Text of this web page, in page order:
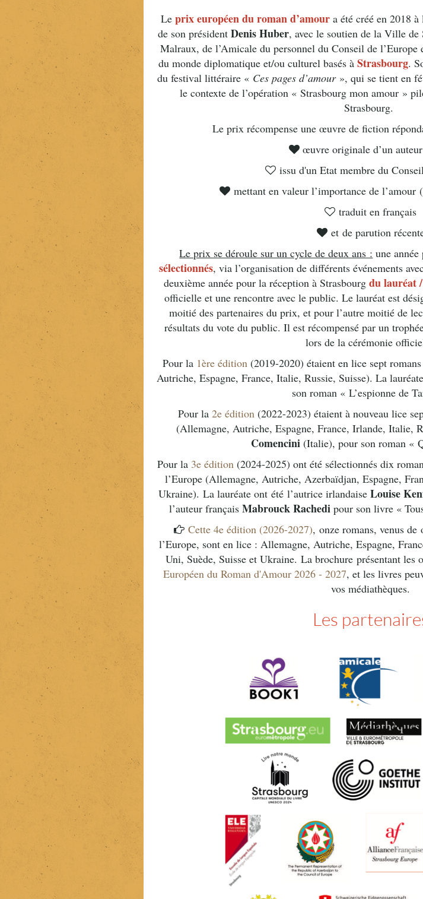
Le prix européen du roman d’amoura été créé en 2018 à
de son présidentDenis Huber, avec le soutien de la Ville
Malraux, de l’Amicale du personnel du Conseil de l’Europe
du monde diplomatique et/ou culturel basés àStrasbourg.
du festival littéraire « Ces pages d’amour», qui se tient en
le contexte de l’opération « Strasbourg mon amour »
Strasbourg.
Le prix récompense une œuvre de fiction
œuvre originale d’un
issu d'un Etat membre du
mettant en valeur l’importance de l’amour
traduit en français
et de parution
Le prix se déroule sur un cycle de deux ans : une
sélectionnés, via l’organisation de différents événements
deuxième année pour la réception à Strasbourg du lauréat
officielle et une rencontre avec le public. Le lauréat est
moitié des partenaires du prix, et pour l’autre moitié de
résultats du vote du public. Il est récompensé par un
lors de la cérémonie
Pour la 1ère édition(2019-2020) étaient en lice sept
Autriche, Espagne, France, Italie, Russie, Suisse). La
son roman « L’espionne de
Pour la 2e édition (2022-2023) étaient à nouveau lice
(Allemagne, Autriche, Espagne, France, Irlande, Italie,
Comencini (Italie), pour son roman «
Pour la 3e édition(2024-2025) ont été sélectionnés dix
l’Europe (Allemagne, Autriche, Azerbaïdjan, Espagne,
Ukraine).La lauréate ont été l’autrice irlandaiseLouise
l’auteur français Mabrouck Rachedipour son livre «
Cette 4e édition (2026-2027), onze romans, venus de
l’Europe, sont en lice : Allemagne, Autriche, Espagne,
Uni, Suède, Suisse et Ukraine. La brochure présentant
Européen du Roman d'Amour 2026 - 2027, et les livres
vos médiathèques.
Les